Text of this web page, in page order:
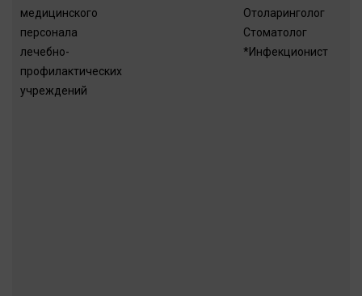
медицинского
персонала
лечебно-
профилактических
учреждений
Отоларинголог
Стоматолог
*Инфекционист